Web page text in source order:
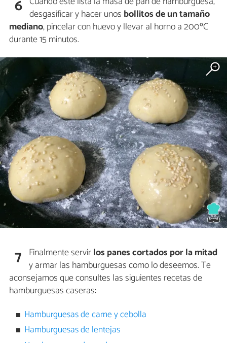
6 desgasificar y hacer unos bollitos de un tamaño
mediano, pincelar con huevo y llevar al horno a 200ºC
durante 15 minutos.
7 Finalmente servirlos panes cortados por la mitad
y armar las hamburguesas como lo deseemos. Te
aconsejamos que consultes las siguientes recetas de
hamburguesas caseras:
Hamburguesas de carne y cebolla
Hamburguesas de lentejas